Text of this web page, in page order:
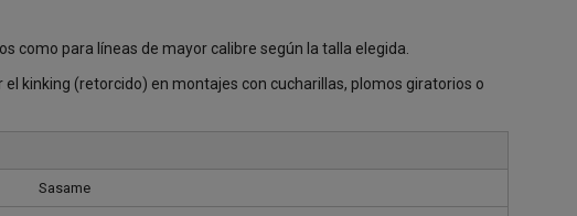
como para líneas de mayor calibre según la talla elegida.
kinking (retorcido) en montajes con cucharillas, plomos giratorios o
Sasame